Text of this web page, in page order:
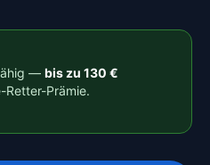
— bis zu 130 €
Retter-Prämie.